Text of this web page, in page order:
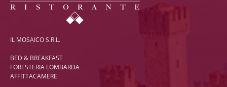
IL MOSAICO S.R.L.
BED & BREAKFAST
FORESTERIA LOMBARDA
AFFITTACAMERE